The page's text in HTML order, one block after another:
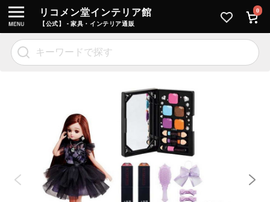
リコメン堂インテリア館
【公式】 - 家具・インテリア通販
0